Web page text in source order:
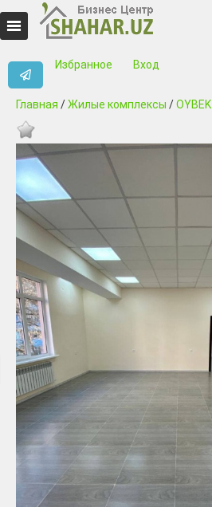
Избранное Вход
Главная /Жилые комплексы /OYBEK